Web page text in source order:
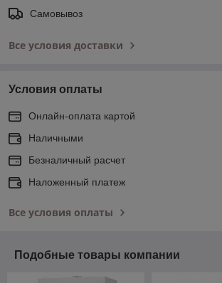
Самовывоз
Все условия доставки
Условия оплаты
Онлайн-оплата картой
Наличными
Безналичный расчет
Наложенный платеж
Все условия оплаты
Подобные товары компании